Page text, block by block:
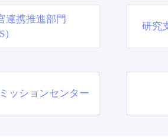
連携推進部門
）
研究
ッションセンター